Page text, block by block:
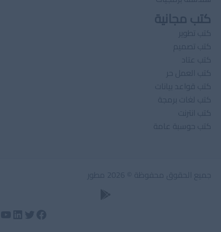
كتب مجانية
كتب تطوير
كتب تصميم
كتب عتاد
كتب العمل حر
كتب قواعد بيانات
كتب لغات برمجة
كتب انترنت
كتب حوسبة عامة